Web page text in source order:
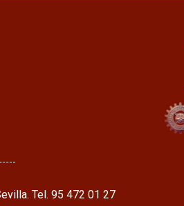
Tel. 95 472 01 27